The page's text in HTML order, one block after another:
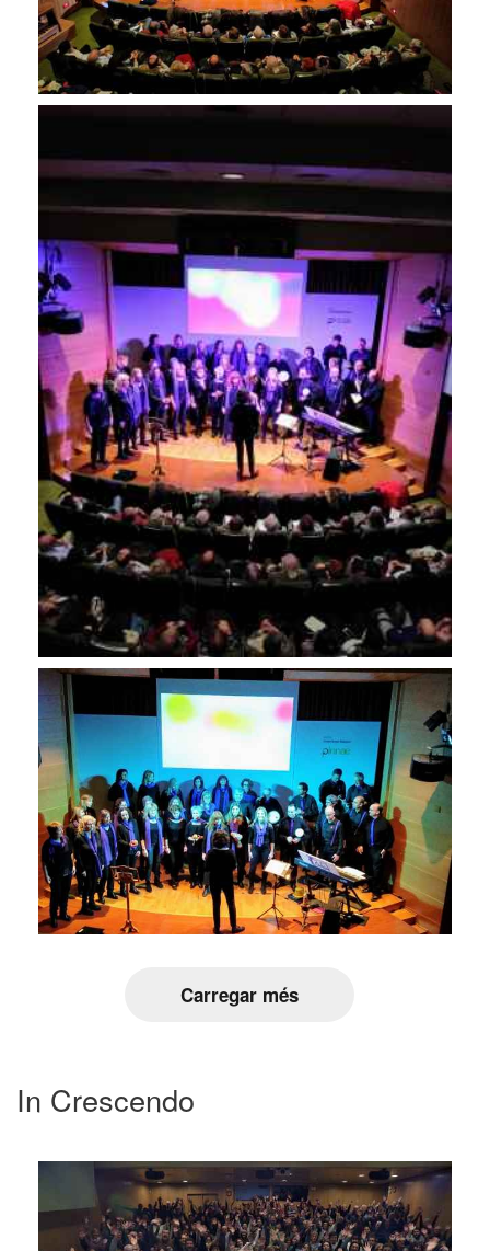
Carregar més
In Crescendo